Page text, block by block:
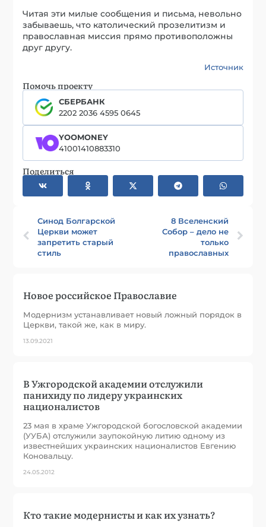
Читая эти милые сообщения и письма, невольно
забываешь, что католический прозелитизм и
православная миссия прямо противоположны
друг другу.
Источник
Помочь проекту
СБЕРБАНК
2202 2036 4595 0645
YOOMONEY
41001410883310
Поделиться
Синод Болгарской
Церкви может
запретить старый
стиль
8 Вселенский
Собор – дело не
только
православных
Новое российское Православие
Модернизм устанавливает новый ложный порядок в
Церкви, такой же, как в миру.
13.09.2021
В Ужгородской академии отслужили
панихиду по лидеру украинских
националистов
23 мая в храме Ужгородской богословской академии
(УУБА) отслужили заупокойную литию одному из
известнейших украинских националистов Евгению
Коновальцу.
24.05.2012
Кто такие модернисты и как их узнать?